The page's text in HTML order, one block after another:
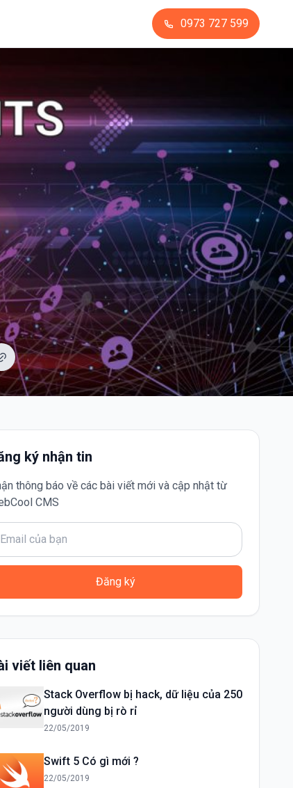
0973 727 599
ký nhận tin
thông báo về các bài viết mới và cập nhật từ
CMS
Đăng ký
viết liên quan
Stack Overflow bị hack, dữ liệu của 250
người dùng bị rò rỉ
22/05/2019
Swift 5 Có gì mới ?
22/05/2019